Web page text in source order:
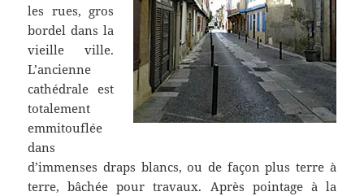
les rues, gros
bordel dans la
vieille ville.
L’ancienne
cathédrale est
totalement
emmitouflée
dans
d’immenses draps blancs, ou de façon plus terre à
terre, bâchée pour travaux. Après pointage à la